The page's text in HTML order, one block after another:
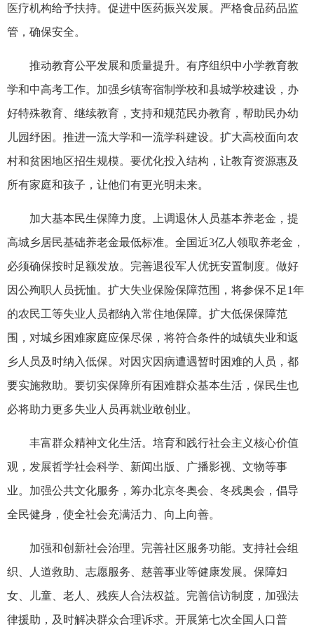
医疗机构给予扶持。促进中医药振兴发展。严格食品药品监
管，确保安全。
推动教育公平发展和质量提升。有序组织中小学教育教
学和中高考工作。加强乡镇寄宿制学校和县城学校建设，办
好特殊教育、继续教育，支持和规范民办教育，帮助民办幼
儿园纾困。推进一流大学和一流学科建设。扩大高校面向农
村和贫困地区招生规模。要优化投入结构，让教育资源惠及
所有家庭和孩子，让他们有更光明未来。
加大基本民生保障力度。上调退休人员基本养老金，提
高城乡居民基础养老金最低标准。全国近3亿人领取养老金，
必须确保按时足额发放。完善退役军人优抚安置制度。做好
因公殉职人员抚恤。扩大失业保险保障范围，将参保不足1年
的农民工等失业人员都纳入常住地保障。扩大低保保障范
围，对城乡困难家庭应保尽保，将符合条件的城镇失业和返
乡人员及时纳入低保。对因灾因病遭遇暂时困难的人员，都
要实施救助。要切实保障所有困难群众基本生活，保民生也
必将助力更多失业人员再就业敢创业。
丰富群众精神文化生活。培育和践行社会主义核心价值
观，发展哲学社会科学、新闻出版、广播影视、文物等事
业。加强公共文化服务，筹办北京冬奥会、冬残奥会，倡导
全民健身，使全社会充满活力、向上向善。
加强和创新社会治理。完善社区服务功能。支持社会组
织、人道救助、志愿服务、慈善事业等健康发展。保障妇
女、儿童、老人、残疾人合法权益。完善信访制度，加强法
律援助，及时解决群众合理诉求。开展第七次全国人口普